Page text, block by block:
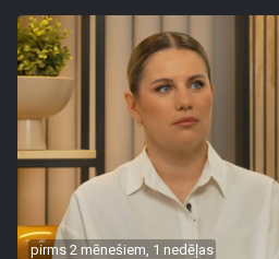
pirms 2 mēnešiem, 1 nedēļas